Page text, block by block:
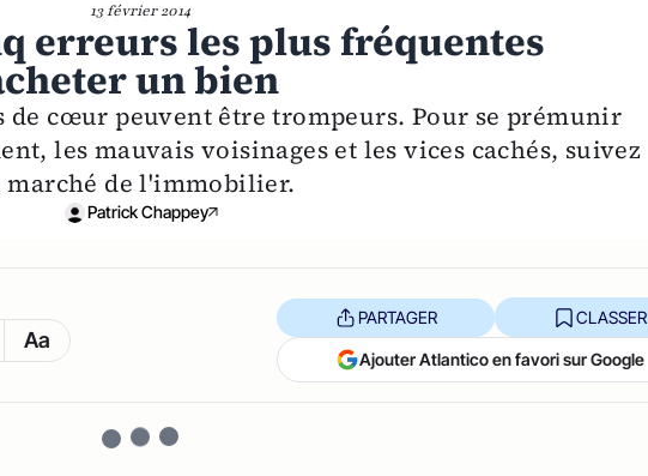
13 février 2014
erreurs les plus fréquentes
un bien
de cœur peuvent être trompeurs. Pour se prémunir
les mauvais voisinages et les vices cachés, suivez
marché de l'immobilier.
Patrick Chappey
Aa
PARTAGER CLASSER
Ajouter Atlantico en favori sur Google